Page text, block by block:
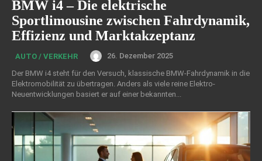
BMW i4 – Die elektrische
Sportlimousine zwischen Fahrdynamik,
Effizienz und Marktakzeptanz
AUTO / VERKEHR
26. Dezember 2025
Der BMW i4 steht für den Versuch, klassische BMW-Fahrdynamik in die
Elektromobilität zu übertragen. Anders als viele reine Elektro-
Neuentwicklungen basiert er auf einer bekannten...